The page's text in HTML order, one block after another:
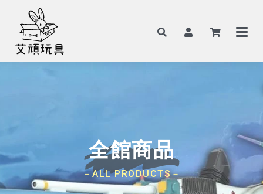
全館商品
－ALL PRODUCTS－